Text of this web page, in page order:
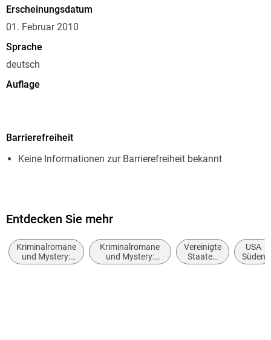
Erscheinungsdatum
01. Februar 2010
Sprache
deutsch
Auflage
304
Dateigröße
Southern Sisters, 3
Anne George
Barrierefreiheit
Keine Informationen zur Barrierefreiheit bekannt
Entdecken Sie mehr
Kriminalromane
und Mystery:
Cosy Mystery
Kriminalromane
und Mystery:
Privatdetektiv /
Vereinigte
Staaten
von
USA
Süden